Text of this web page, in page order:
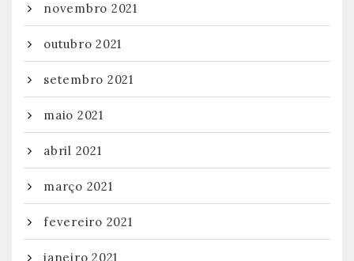
novembro 2021
outubro 2021
setembro 2021
maio 2021
abril 2021
março 2021
fevereiro 2021
janeiro 2021